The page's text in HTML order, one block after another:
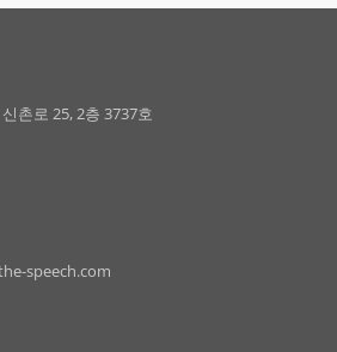
촌로 25, 2층 3737호
speech.com